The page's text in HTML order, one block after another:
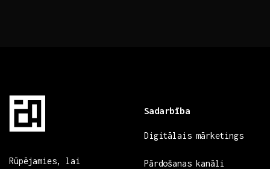
Rūpējamies, lai
Sadarbība
Digitālais mārketings
Pārdošanas kanāli